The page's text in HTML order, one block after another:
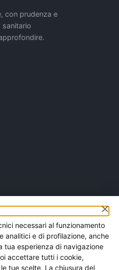
con prudenza e
sanitario
×
necessari al funzionamento
analitici e di profilazione, anche
tua esperienza di navigazione
accettare tutti i cookie,
tue scelte. La chiusura del